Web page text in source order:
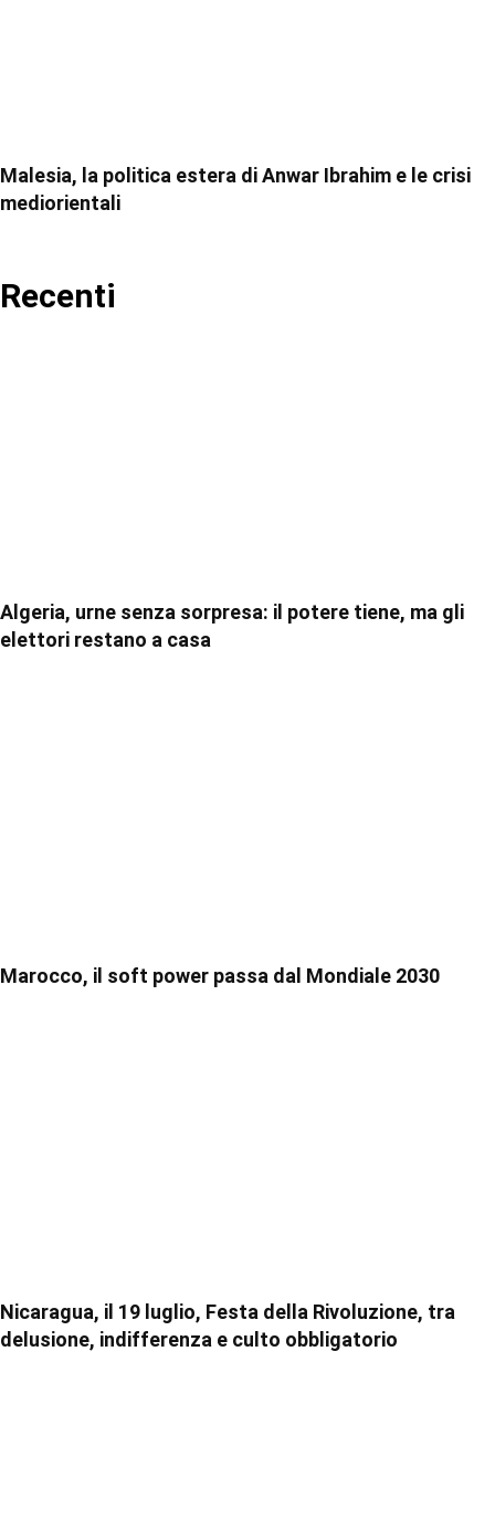
Malesia, la politica estera di Anwar Ibrahim e le crisi
mediorientali
Recenti
Algeria, urne senza sorpresa: il potere tiene, ma gli
elettori restano a casa
Marocco, il soft power passa dal Mondiale 2030
Nicaragua, il 19 luglio, Festa della Rivoluzione, tra
delusione, indifferenza e culto obbligatorio